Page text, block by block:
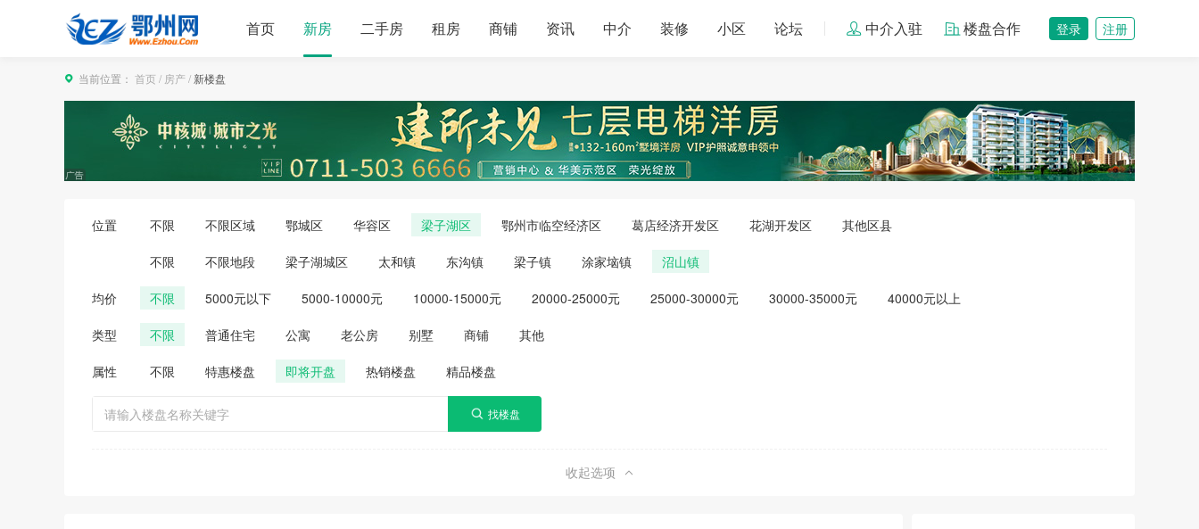
首页 新房 二手房 租房 商铺 资讯 中介 装修 小区 论坛 中介入驻 楼盘合作 登录 注册
当前位置： 首页 / 房产/ 新楼盘
位置 不限 不限区域 鄂城区 华容区 梁子湖区 鄂州市临空经济区 葛店经济开发区 花湖开发区 其他区县
不限 不限地段 梁子湖城区 太和镇 东沟镇 梁子镇 涂家垴镇 沼山镇
均价 不限 5000元以下 5000-10000元 10000-15000元 20000-25000元 25000-30000元 30000-35000元 40000元以上
类型 不限 普通住宅 公寓 老公房 别墅 商铺 其他
属性 不限 特惠楼盘 即将开盘 热销楼盘 精品楼盘
收起选项